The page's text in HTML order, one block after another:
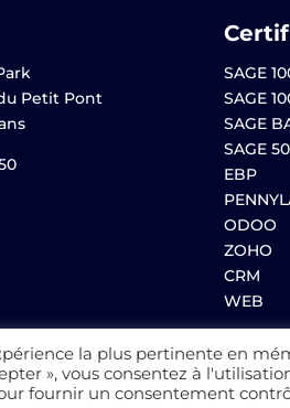
Petit Pont
SAGE
SAGE
SAGE
SAGE 50
EBP
ODOO
ZOHO
CRM
WEB
Mentions légales–Politique de
la plus pertinente en
», vous consentez à
fournir un consentement